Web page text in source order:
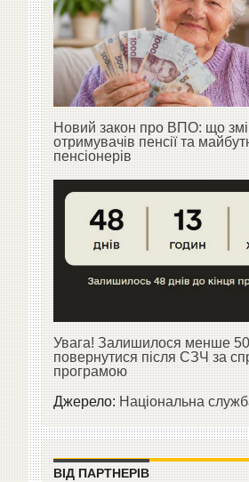
Новий закон про ВПО: що
отримувачів пенсії та
пенсіонерів
Увага! Залишилося менше
повернутися після СЗЧ за
програмою
Джерело:Національна
ВІД ПАРТНЕРІВ